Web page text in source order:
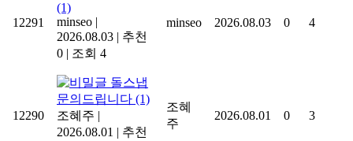
12291
(1)
minseo |
2026.08.03 | 추천
0 | 조회 4
minseo 2026.08.03 0 4
12290
돌스냅
문의드립니다 (1)
조혜주 |
2026.08.01 | 추천
조혜
주
2026.08.01 0 3